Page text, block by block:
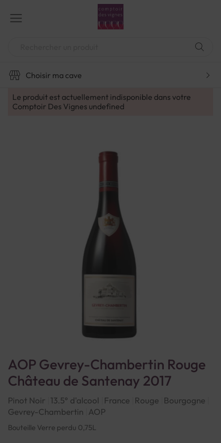
contenu
Choisir ma cave
Le produit est actuellement indisponible dans votre
Comptoir Des Vignes undefined
AOP Gevrey-Chambertin Rouge
Château de Santenay 2017
Pinot Noir 13.5° d'alcool France Rouge
Bourgogne
Gevrey-Chambertin AOP
Bouteille Verre perdu 0,75L